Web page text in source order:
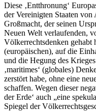
Diese ‚Entthronung‘
der Vereinigten Staaten
Großmacht, der seinen
Neuen Welt verlaufenden,
Völkerrechtsdenken gehabt
(europäischen), auf die
und die Hegung des
‚maritimes‘ (globales)
zerstört habe, ohne eine
schaffen. Wegen dieser
der Erde‘ auch „eine
Spiegel der